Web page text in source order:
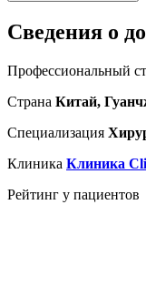
Сведения о
Профессиональный
Страна Китай,
Специализация
Клиника Клиника
Рейтинг у пациентов